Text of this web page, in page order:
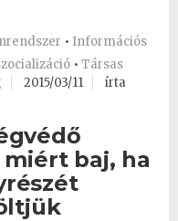
• Információs
• Társas
2015/03/11
írta
baj, ha